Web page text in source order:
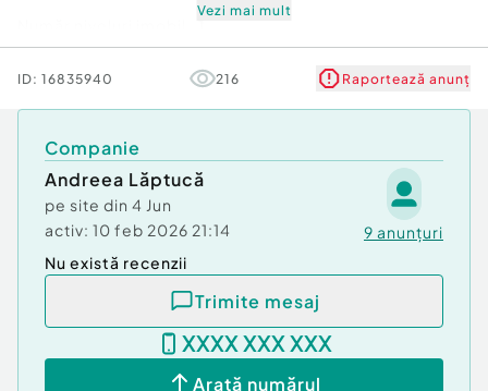
- Pod
ezitati sa ma contactati !
Proprietatea se vinde cu COMISION 0% pentru
cumparator !
Confort:1
Casă/Vilă
Număr Băi:2
Posibilitate parcare: Da
Nr. locuri parcare:
Stare De renovat
Vezi mai mult
ID: 16835940 216 Raportează anunț
Companie
Andreea Lăptucă
pe site din 4 Jun
activ: 10 feb 2026 21:14 9 anunțuri
Nu există recenzii
Trimite mesaj
XXXX XXX XXX
Arată numărul